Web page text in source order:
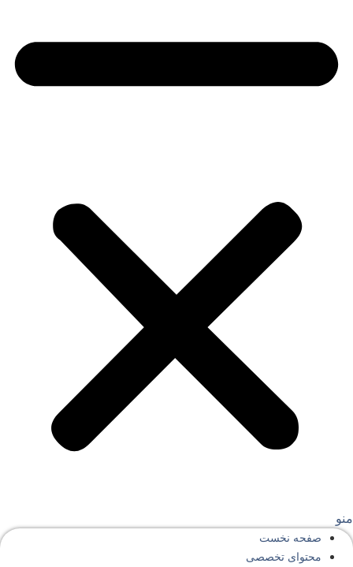
صفحه‌ نخست
محتوای‌ تخصصی